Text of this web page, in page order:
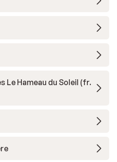
Le Hameau du Soleil (fr.